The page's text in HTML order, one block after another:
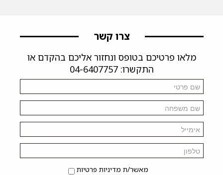
צרו קשר
מלאו פרטיכם בטופס ונחזור אליכם בהקדם או
התקשרו: 04-6407757
מאשר/ת מדיניות פרטיות